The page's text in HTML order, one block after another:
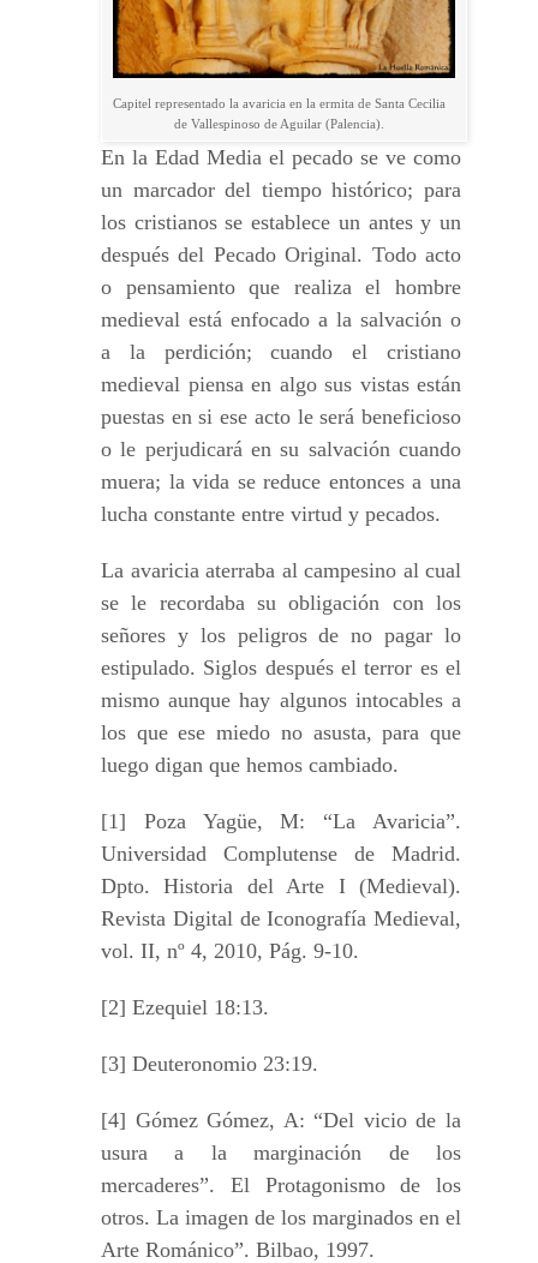
Capitel representado la avaricia en la ermita de Santa Cecilia
de Vallespinoso de Aguilar (Palencia).
En la Edad Media el pecado se ve como
un marcador del tiempo histórico; para
los cristianos se establece un antes y un
después del Pecado Original. Todo acto
o pensamiento que realiza el hombre
medieval está enfocado a la salvación o
a la perdición; cuando el cristiano
medieval piensa en algo sus vistas están
puestas en si ese acto le será beneficioso
o le perjudicará en su salvación cuando
muera; la vida se reduce entonces a una
lucha constante entre virtud y pecados.
La avaricia aterraba al campesino al cual
se le recordaba su obligación con los
señores y los peligros de no pagar lo
estipulado. Siglos después el terror es el
mismo aunque hay algunos intocables a
los que ese miedo no asusta, para que
luego digan que hemos cambiado.
[1] Poza Yagüe, M: “La Avaricia”.
Universidad Complutense de Madrid.
Dpto. Historia del Arte I (Medieval).
Revista Digital de Iconografía Medieval,
vol. II, nº 4, 2010, Pág. 9-10.
[2] Ezequiel 18:13.
[3] Deuteronomio 23:19.
[4] Gómez Gómez, A: “Del vicio de la
usura a la marginación de los
mercaderes”. El Protagonismo de los
otros. La imagen de los marginados en el
Arte Románico”. Bilbao, 1997.